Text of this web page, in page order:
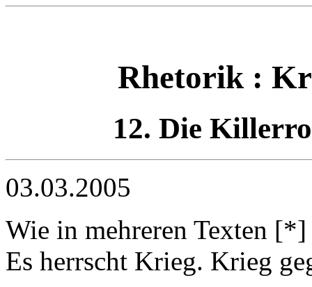
Rhetorik :
12. Die
03.03.2005
Wie in mehreren Texten
Es herrscht Krieg. Krieg